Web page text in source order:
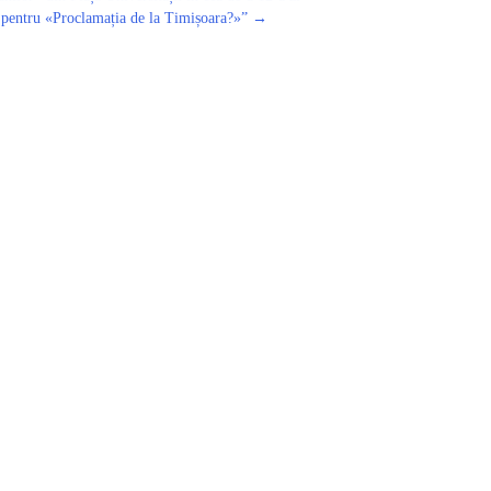
pentru «Proclamația de la Timișoara?»” →